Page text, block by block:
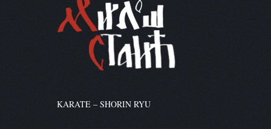
KARATE – SHORIN RYU